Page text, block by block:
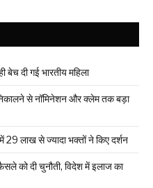
बेच दी गई भारतीय महिला
से नॉमिनेशन और क्लेम तक बड़ा
29 लाख से ज्यादा भक्तों ने किए दर्शन
को दी चुनौती, विदेश में इलाज का